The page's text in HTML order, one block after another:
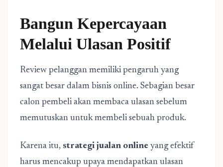
Bangun Kepercayaan
Melalui Ulasan Positif
Review pelanggan memiliki pengaruh yang
sangat besar dalam bisnis online. Sebagian besar
calon pembeli akan membaca ulasan sebelum
memutuskan untuk membeli sebuah produk.
Karena itu, strategi jualan online yang efektif
harus mencakup upaya mendapatkan ulasan